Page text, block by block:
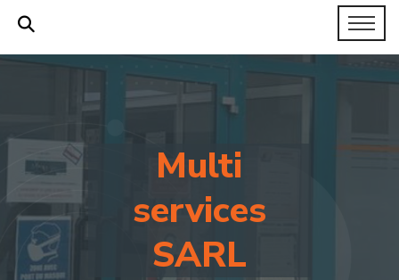
Multi
services
SARL